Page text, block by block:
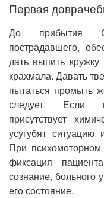
Первая
До прибытия
пострадавшего,
дать выпить
крахмала. Давать
пытаться промыть
следует. Если
присутствует
усугубят ситуацию
При психомоторном
фиксация
сознание, больного
его состояние.